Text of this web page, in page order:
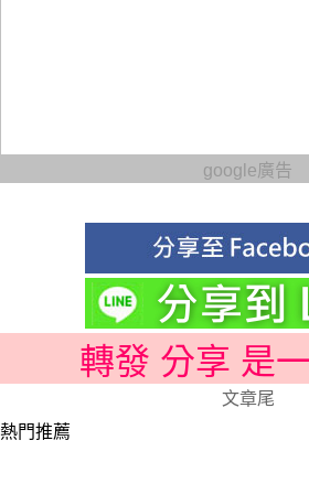
google廣告
轉發 分享 是
文章尾
熱門推薦